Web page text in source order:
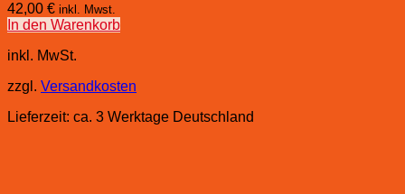
42,00 € inkl. Mwst.
In den Warenkorb
inkl. MwSt.
zzgl. Versandkosten
Lieferzeit: ca. 3 Werktage Deutschland